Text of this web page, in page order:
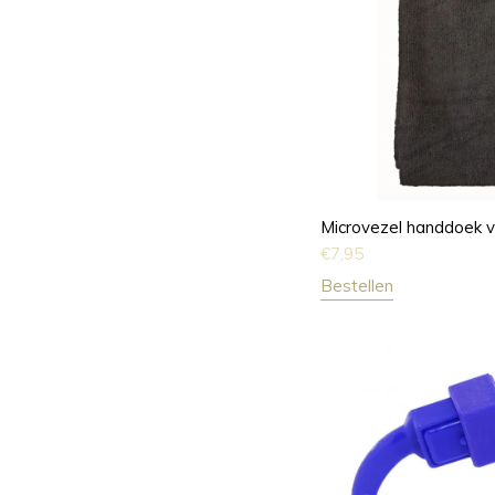
Microvezel handdoek
€7,95
Bestellen